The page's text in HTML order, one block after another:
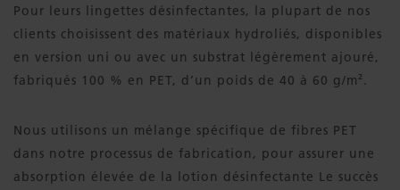
Pour leurs lingettes désinfectantes, la plupart de nos
clients choisissent des matériaux hydroliés, disponibles
en version uni ou avec un substrat légèrement ajouré,
fabriqués 100 % en PET, d’un poids de 40 à 60 g/m².
Nous utilisons un mélange spécifique de fibres PET
dans notre processus de fabrication, pour assurer une
absorption élevée de la lotion désinfectante Le succès